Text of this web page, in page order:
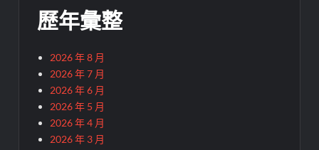
歷年彙整
2026 年 8 月
2026 年 7 月
2026 年 6 月
2026 年 5 月
2026 年 4 月
2026 年 3 月